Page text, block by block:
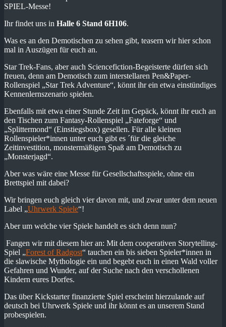
SPIEL-Messe!
Ihr findet uns in Halle 6 Stand 6H106.
Was es an den Demotischen zu sehen gibt, teasern wir hier schon
mal in Auszügen für euch an.
Star Trek-Fans, aber auch Sciencefiction-Begeisterte dürfen sich
freuen, denn am Demotisch zum interstellaren Pen&Paper-
Rollenspiel „Star Trek Adventure“, könnt ihr ein etwa einstündiges
Kennenlernszenario spielen.
Ebenfalls mit etwa einer Stunde Zeit im Gepäck, könnt ihr euch an
den Tischen zum Fantasy-Rollenspiel „Fateforge“ und
„Splittermond“ (Einstiegsbox) gesellen. Für alle kleinen
Rollenspieler*innen unter euch gibt es ´für die gleiche
Zeitinvestition, monstermäßigen Spaß am Demotisch zu
„Monsterjagd“.
Aber was wäre eine Messe für Gesellschaftsspiele, ohne ein
Brettspiel mit dabei?
Wir bringen euch gleich vier davon mit, und zwar unter dem neuen
Label „Uhrwerk Spiele“!
Aber um welche vier Spiele handelt es sich denn nun?
Fangen wir mit diesem hier an: Mit dem cooperativen Storytelling-
Spiel „Forest of Radgost“ tauchen ein bis sieben Spieler*innen in
die slawische Mythologie ein und begebt euch in einen Wald voller
Gefahren und Wunder, auf der Suche nach den verschollenen
Kindern eures Dorfes.
Das über Kickstarter finanzierte Spiel erscheint hierzulande auf
deutsch bei Uhrwerk Spiele und ihr könnt es an unserem Stand
probespielen.